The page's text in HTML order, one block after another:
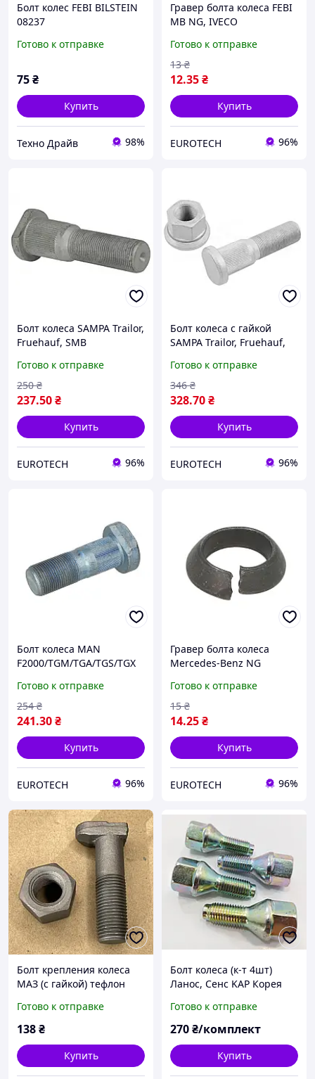
Болт колес FEBI BILSTEIN
08237
Готово к отправке
75₴
Купить
Техно Драйв 98%
Гравер болта колеса FEBI
MB NG, IVECO
Готово к отправке
12.35₴
13 ₴
Купить
EUROTECH 96%
Болт колеса SAMPA Trailor,
Fruehauf, SMB
Готово к отправке
237.50₴
250 ₴
Купить
EUROTECH 96%
Болт колеса с гайкой
SAMPA Trailor, Fruehauf,
090520
Готово к отправке
328.70₴
346 ₴
Купить
EUROTECH 96%
Болт колеса MAN
F2000/TGM/TGA/TGS/TGX
15170
Готово к отправке
241.30₴
254 ₴
Купить
EUROTECH 96%
Гравер болта колеса
Mercedes-Benz NG
Готово к отправке
14.25₴
15 ₴
Купить
EUROTECH 96%
Болт крепления колеса
МАЗ (с гайкой) тефлон
Готово к отправке
138₴
Купить
Болт колеса (к-т 4шт)
Ланос, Сенс KAP Корея
Готово к отправке
270₴/комплект
Купить